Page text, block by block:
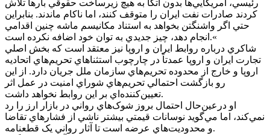
رئيسي، آمريکايي‌ها بدون اتکا به هيچ زيرساخت حقوقي بارها تلاش
کردند صادرات نفت ايران را متوقف کنند، اما ناکام ماندند. بنابراين
حتي اگر واشنگتن بخواهد به استناد مکانيسم ماشه چنين اقدامي
انجام دهد، چيز جديدي به توان خود اضافه نکرده است.«
شاکري درباره روابط ايران و اروپا نيز معتقد است که بخش اصلي
تجارت ايران و اروپا عمدتاً در چارچوب استثناهاي تحريم‌هاي اتحاديه
اروپا و خارج از محدوده تحريم‌هاي سازمان ملل جريان دارد. از اين
رو بازگشت احتمالي تحريم‌هاي شوراي امنيت در عمل اثر
تعيين‌کننده‌اي بر اين روابط نخواهد داشت.
او درعين‌حال احتمال بروز شوک‌هاي رواني در بازار ارز را رد
نمي‌کند، اما مي‌گويد نوسانات قيمتي بيشتر ناشي از فشارهاي تقاضا
و محدوديت‌هاي عرضه است تا آثار رواني يک قطعنامه.